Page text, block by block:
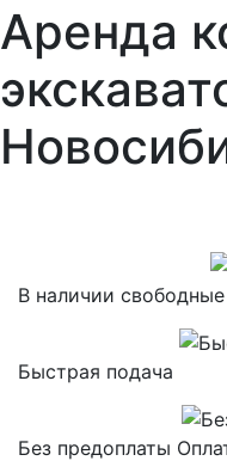
Аренда
В наличии
Быстрая подача
Без предоплаты